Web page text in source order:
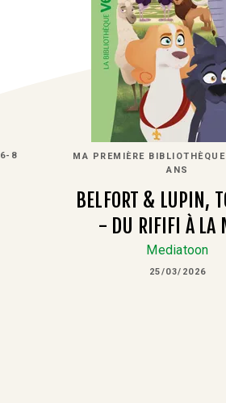
6-8
MA PREMIÈRE
ANS
BELFORT & LUPIN,
- DU RIFIFI À LA
Mediatoon
25/03/2026